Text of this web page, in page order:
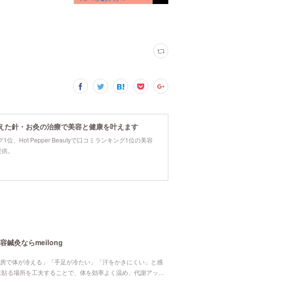
た針・お灸の治療で美容と健康を叶えます
位、Hot Pepper Beautyで口コミランキング1位の美容
。
鍼灸ならmeilong
で体が冷える」「手足が冷たい」「汗をかきにくい」と感
る場所を工夫することで、体を効率よく温め、代謝アッ…